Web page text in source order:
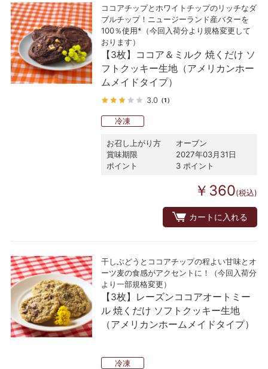
ココアチップとホワイトチップのリッチなダ
ブルチップ！ニュージーランド産バターを
100％使用*（今回入荷分より規格変更して
おります）
【3枚】ココア＆ミルク 焼くだけ ソ
フトクッキー生地（アメリカンホー
ムメイドタイプ）
3.0 （1）
冷凍
お召し上がり方
オーブン
賞味期限
2027年03月31日
ポイント
3 ポイント
￥360(税込)
カートに入れる
干しぶどうとココアチップの程よい甘味とオ
ーツ麦の食感がアクセントに！（今回入荷分
より一部規格変更）
【3枚】レーズンココアオートミー
ル 焼くだけ ソフトクッキー生地
（アメリカンホームメイドタイプ）
冷凍